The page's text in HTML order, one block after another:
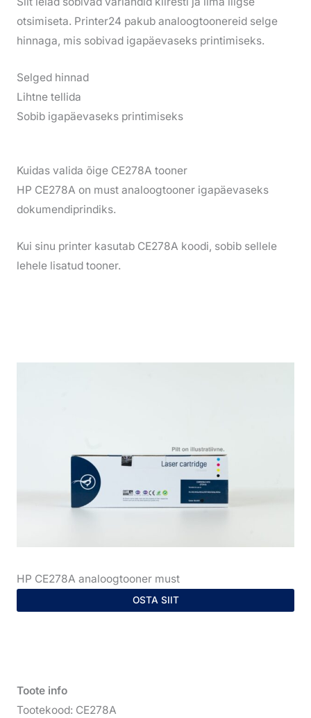
otsimiseta. Printer24 pakub analoogtoonereid selge
hinnaga, mis sobivad igapäevaseks printimiseks.
Selged hinnad
Lihtne tellida
Sobib igapäevaseks printimiseks
Kuidas valida õige CE278A tooner
HP CE278A on must analoogtooner igapäevaseks
dokumendiprindiks.
Kui sinu printer kasutab CE278A koodi, sobib sellele
lehele lisatud tooner.
HP CE278A analoogtooner must
OSTA SIIT
Toote info
Tootekood: CE278A